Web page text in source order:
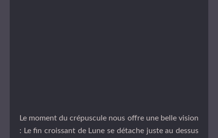
Le moment du crépuscule nous offre une belle vision
: Le fin croissant de Lune se détache juste au dessus